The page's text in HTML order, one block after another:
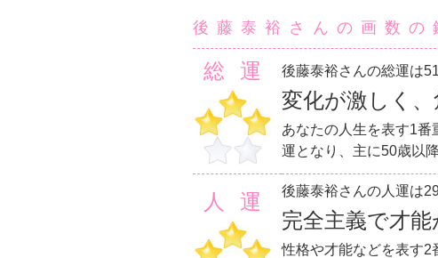
後藤泰裕さんの画数の
総運 後藤泰裕さんの総運は
変化が激しく、
あなたの人生を表す1番
運となり、主に50歳以
人運 後藤泰裕さんの人運は
完全主義で才能
性格や才能などを表す2